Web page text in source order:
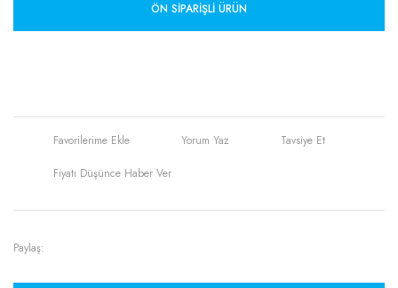
ÖN SIPARIŞLI ÜRÜN
Yorum Yaz Tavsiye Et
Fiyatı Düşünce Haber Ver
Paylaş: